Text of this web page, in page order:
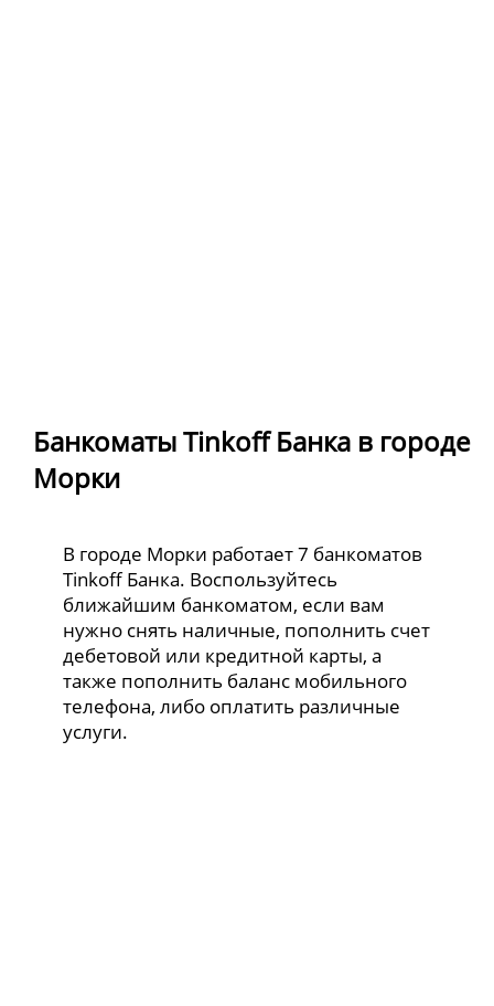
Банкоматы Tinkoff Банка в городе
Морки
В городе Морки работает 7 банкоматов
Tinkoff Банка. Воспользуйтесь
ближайшим банкоматом, если вам
нужно снять наличные, пополнить счет
дебетовой или кредитной карты, а
также пополнить баланс мобильного
телефона, либо оплатить различные
услуги.